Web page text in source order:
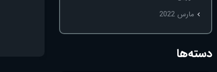
مارس 2022
دسته‌ها